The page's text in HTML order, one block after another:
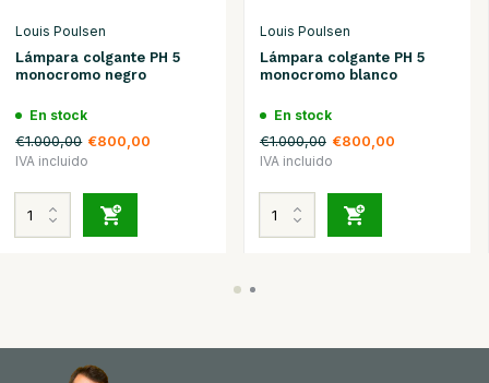
Louis Poulsen
Lámpara colgante PH 5
monocromo negro
En stock
€1.000,00 €800,00
IVA incluido
Louis Poulsen
Lámpara colgante PH 5
monocromo blanco
En stock
€1.000,00 €800,00
IVA incluido